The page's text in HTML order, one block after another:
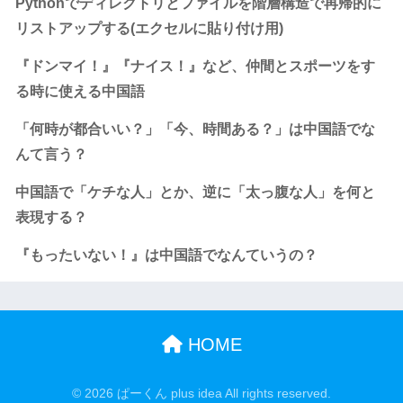
リストアップする(エクセルに貼り付け用)
『ドンマイ！』『ナイス！』など、仲間とスポーツをす
る時に使える中国語
「何時が都合いい？」「今、時間ある？」は中国語でな
んて言う？
中国語で「ケチな人」とか、逆に「太っ腹な人」を何と
表現する？
『もったいない！』は中国語でなんていうの？
HOME
© 2026 ぱーくん plus idea All rights reserved.